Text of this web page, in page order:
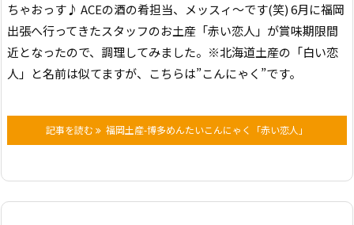
ちゃおっす♪ ACEの酒の肴担当、メッスィ～です(笑) 6月に福岡
出張へ行ってきたスタッフのお土産「赤い恋人」が賞味期限間
近となったので、調理してみました。※北海道土産の「白い恋
人」と名前は似てますが、こちらは”こんにゃく”です。
記事を読む 福岡土産-博多めんたいこんにゃく「赤い恋人」